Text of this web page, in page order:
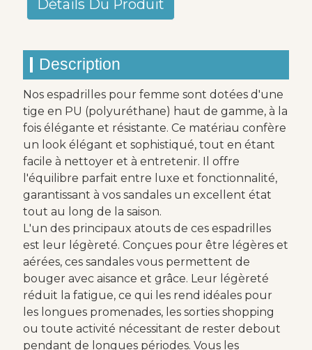
Détails Du Produit
Description
Nos espadrilles pour femme sont dotées d'une
tige en PU (polyuréthane) haut de gamme, à la
fois élégante et résistante. Ce matériau confère
un look élégant et sophistiqué, tout en étant
facile à nettoyer et à entretenir. Il offre
l'équilibre parfait entre luxe et fonctionnalité,
garantissant à vos sandales un excellent état
tout au long de la saison.
L'un des principaux atouts de ces espadrilles
est leur légèreté. Conçues pour être légères et
aérées, ces sandales vous permettent de
bouger avec aisance et grâce. Leur légèreté
réduit la fatigue, ce qui les rend idéales pour
les longues promenades, les sorties shopping
ou toute activité nécessitant de rester debout
pendant de longues périodes. Vous les